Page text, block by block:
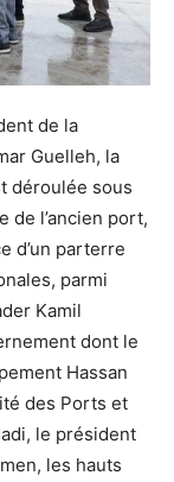
de la
Guelleh, la
déroulée sous
de l’ancien port,
d’un parterre
parmi
Kamil
dont le
Hassan
des Ports et
le président
les hauts